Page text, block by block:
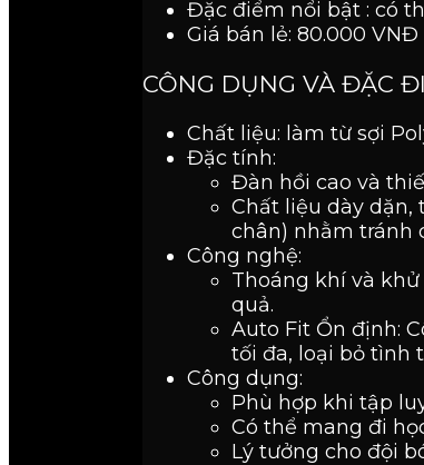
Đặc điểm nổi bật : có
Giá bán lẻ: 80.000 VNĐ
CÔNG DỤNG VÀ ĐẶC
Chất liệu: làm từ sợi
Đặc tính:
Đàn hồi cao và
Chất liệu dày dặn,
chân) nhằm tránh
Công nghệ:
Thoáng khí và
quả.
Auto Fit Ổn định:
tối đa, loại bỏ tình
Công dụng:
Phù hợp khi tập
Có thể mang đi
Lý tưởng cho đội